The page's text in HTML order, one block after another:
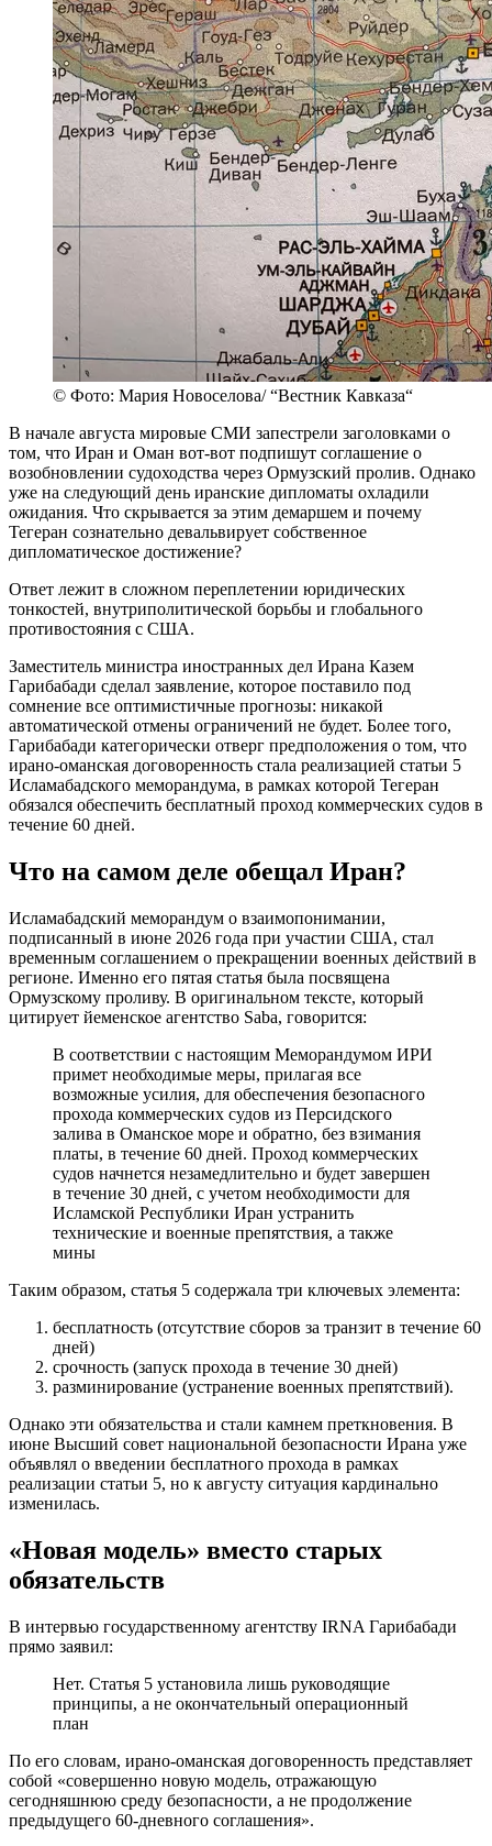
© Фото: Мария Новоселова/ “Вестник Кавказа“
В начале августа мировые СМИ запестрели заголовками о
том, что Иран и Оман вот-вот подпишут соглашение о
возобновлении судоходства через Ормузский пролив. Однако
уже на следующий день иранские дипломаты охладили
ожидания. Что скрывается за этим демаршем и почему
Тегеран сознательно девальвирует собственное
дипломатическое достижение?
Ответ лежит в сложном переплетении юридических
тонкостей, внутриполитической борьбы и глобального
противостояния с США.
Заместитель министра иностранных дел Ирана Казем
Гарибабади сделал заявление, которое поставило под
сомнение все оптимистичные прогнозы: никакой
автоматической отмены ограничений не будет. Более того,
Гарибабади категорически отверг предположения о том, что
ирано-оманская договоренность стала реализацией статьи 5
Исламабадского меморандума, в рамках которой Тегеран
обязался обеспечить бесплатный проход коммерческих судов в
течение 60 дней.
Что на самом деле обещал Иран?
Исламабадский меморандум о взаимопонимании,
подписанный в июне 2026 года при участии США, стал
временным соглашением о прекращении военных действий в
регионе. Именно его пятая статья была посвящена
Ормузскому проливу. В оригинальном тексте, который
цитирует йеменское агентство Saba, говорится:
В соответствии с настоящим Меморандумом ИРИ
примет необходимые меры, прилагая все
возможные усилия, для обеспечения безопасного
прохода коммерческих судов из Персидского
залива в Оманское море и обратно, без взимания
платы, в течение 60 дней. Проход коммерческих
судов начнется незамедлительно и будет завершен
в течение 30 дней, с учетом необходимости для
Исламской Республики Иран устранить
технические и военные препятствия, а также
мины
Таким образом, статья 5 содержала три ключевых элемента:
бесплатность (отсутствие сборов за транзит в течение 60
дней)
срочность (запуск прохода в течение 30 дней)
разминирование (устранение военных препятствий).
Однако эти обязательства и стали камнем преткновения. В
июне Высший совет национальной безопасности Ирана уже
объявлял о введении бесплатного прохода в рамках
реализации статьи 5, но к августу ситуация кардинально
изменилась.
«Новая модель» вместо старых
обязательств
В интервью государственному агентству IRNA Гарибабади
прямо заявил:
Нет. Статья 5 установила лишь руководящие
принципы, а не окончательный операционный
план
По его словам, ирано-оманская договоренность представляет
собой «совершенно новую модель, отражающую
сегодняшнюю среду безопасности, а не продолжение
предыдущего 60-дневного соглашения».